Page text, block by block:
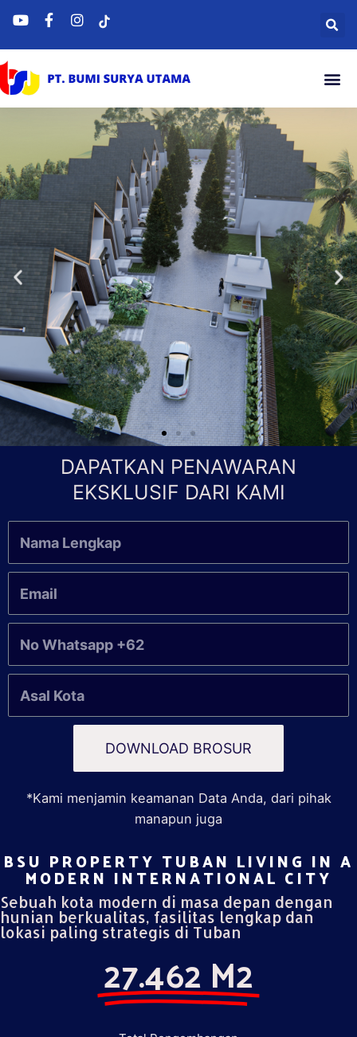
DAPATKAN PENAWARAN
EKSKLUSIF DARI KAMI
DOWNLOAD BROSUR
*Kami menjamin keamanan Data Anda, dari pihak
manapun juga
BSU PROPERTY TUBAN LIVING IN A
MODERN INTERNATIONAL CITY​
Sebuah kota modern di masa depan dengan
hunian berkualitas, fasilitas lengkap dan
lokasi paling strategis di Tuban
27.462 M2